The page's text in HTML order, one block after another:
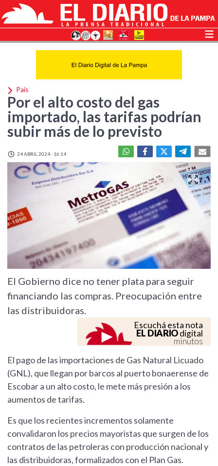
País
Por el alto costo del gas
importado, las tarifas podrían
subir más de lo previsto
24 ABRIL 2024 - 16:14
El Gobierno dice no tener plata para seguir
financiando las compras. Preocupación entre
las distribuidoras.
Escuchá esta nota
EL DIARIOdigital
minutos
El pago de las importaciones de Gas Natural Licuado
(GNL), que llegan por barcos al puerto bonaerense de
Escobar a un alto costo, le mete más presión a los
aumentos de tarifas.
Es que los recientes incrementos solamente
convalidaron los precios mayoristas que surgen de los
contratos de las petroleras con producción nacional y
las distribuidoras, formalizados con el Plan Gas.